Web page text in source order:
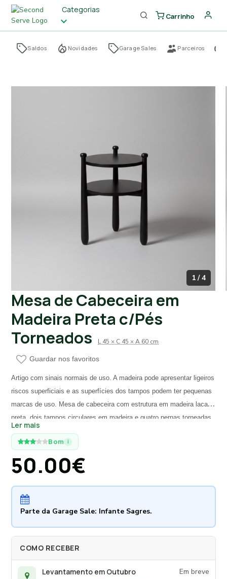
Categorias
Carrinho
Saldos Novidades Garage Sales Parceiros
1 / 4
Mesa de Cabeceira em
Madeira Preta c/Pés
Torneados
L 45 × C 45 × A 60 cm
Guardar nos favoritos
Artigo com sinais normais de uso. A madeira pode apresentar ligeiros
riscos superficiais e as superfícies dos tampos podem ter pequenas
marcas de uso. Mesa de cabeceira com estrutura em madeira lacada
preta, dois tampos circulares em madeira e quatro pernas torneadas
Com aproximadamente 2 anos de uso.
Ler mais
Bom i
50.00€
Parte da Garage Sale: Infante Sagres.
COMO RECEBER
Levantamento em Outubro Em breve